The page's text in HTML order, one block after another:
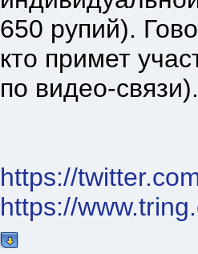
650 рупий).
кто примет
по видео-связи).
https://
https://